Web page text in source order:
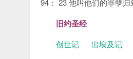
94： 23 他叫他们的罪孽
旧约圣经
创世记 出埃及记